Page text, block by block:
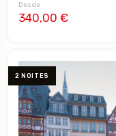
Desde
340,00 €
2 NOITES